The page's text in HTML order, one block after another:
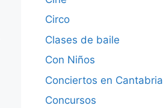
Circo
Clases de baile
Con Niños
Conciertos en Cantabria
Concursos